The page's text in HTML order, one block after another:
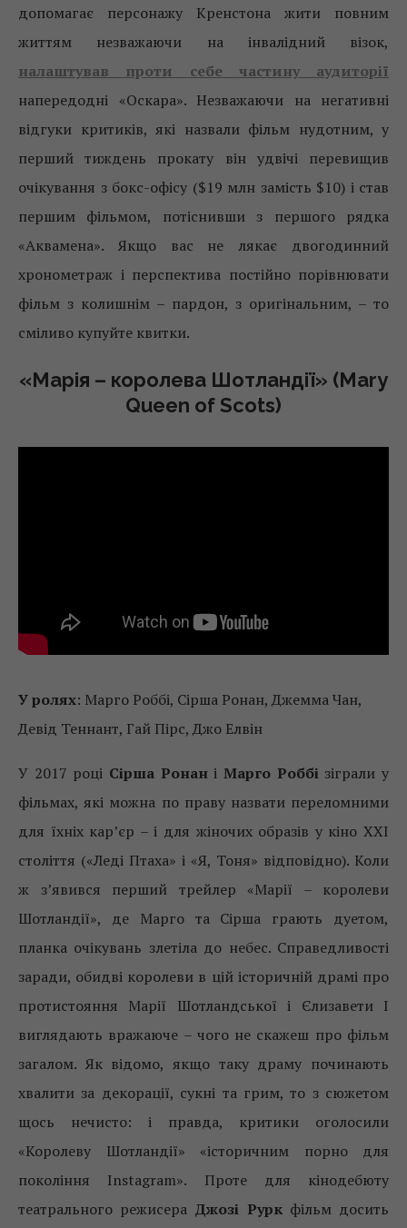
допомагає персонажу Кренстона жити повним
життям незважаючи на інвалідний візок,
налаштував проти себе частину аудиторії
напередодні «Оскара». Незважаючи на негативні
відгуки критиків, які назвали фільм нудотним, у
перший тиждень прокату він удвічі перевищив
очікування з бокс-офісу ($19 млн замість $10) і став
першим фільмом, потіснивши з першого рядка
«Аквамена». Якщо вас не лякає двогодинний
хронометраж і перспектива постійно порівнювати
фільм з колишнім – пардон, з оригінальним, – то
сміливо купуйте квитки.
«Марія – королева Шотландії» (Mary
Queen of Scots)
У ролях: Марго Роббі, Сірша Ронан, Джемма Чан,
Девід Теннант, Гай Пірс, Джо Елвін
У 2017 році Сірша РонаніМарго Роббізіграли у
фільмах, які можна по праву назвати переломними
для їхніх кар’єр – і для жіночих образів у кіно XXI
століття («Леді Птаха» і «Я, Тоня» відповідно). Коли
ж з’явився перший трейлер «Марії – королеви
Шотландії», де Марго та Сірша грають дуетом,
планка очікувань злетіла до небес. Справедливості
заради, обидві королеви в цій історичній драмі про
протистояння Марії Шотландської і Єлизавети I
виглядають вражаюче – чого не скажеш про фільм
загалом. Як відомо, якщо таку драму починають
хвалити за декорації, сукні та грим, то з сюжетом
щось нечисто: і правда, критики оголосили
«Королеву Шотландії» «історичним порно для
покоління Instagram». Проте для кінодебюту
театрального режисера Джозі Руркфільм досить